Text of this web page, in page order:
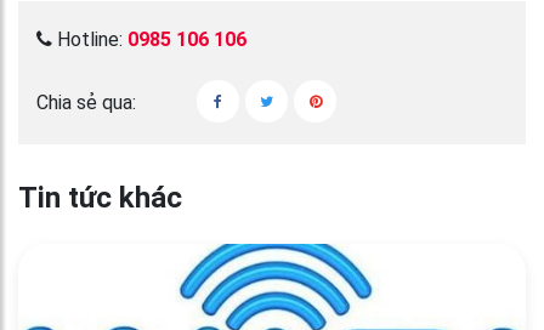
Hotline: 0985 106 106
Chia sẻ qua:
Tin tức khác